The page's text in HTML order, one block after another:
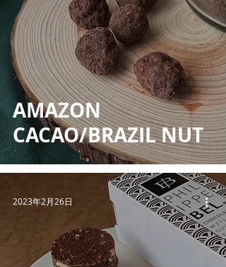
AMAZON
CACAO/BRAZIL NUT
2023年2月26日